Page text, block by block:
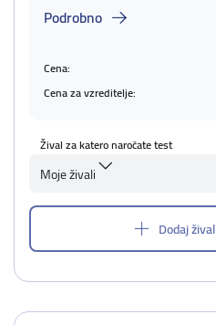
Podrobno
Cena:
Cena za vzreditelje:
Žival za katero naročate test
Moje živali
Dodaj žival